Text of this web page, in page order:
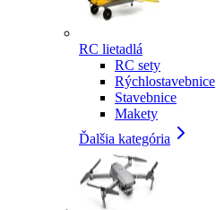
RC lietadlá
RC sety
Rýchlostavebnice
Stavebnice
Makety
Ďalšia kategória